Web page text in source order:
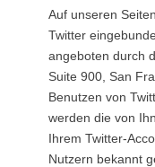
Auf unseren
Twitter
angeboten durch
Suite 900, San
Benutzen von
werden die von
Ihrem Twitter-
Nutzern bekannt